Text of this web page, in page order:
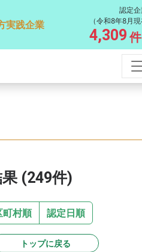
実践企業
認定
（令和8年8月
4,309 件
(249件)
町村順 認定日順
トップに戻る